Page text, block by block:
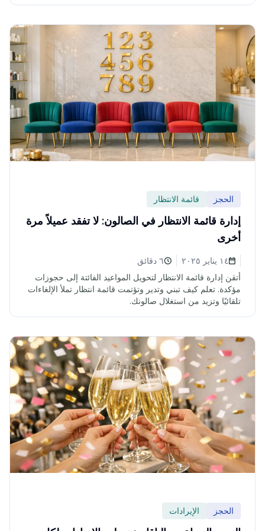
الحجز قائمة الانتظار
إدارة قائمة الانتظار في الصالون: لا تفقد عميلاً مرة
أخرى
١٤ يناير ٢٠٢٥
٦ دقائق
أتقن إدارة قائمة الانتظار لتحويل المواعيد الفائتة إلى حجوزات
مؤكدة. تعلم كيف تبني وتدير وتؤتمت قائمة انتظار تملأ الإلغاءات
تلقائيًا وتزيد من استغلال صالونك.
الحجز الإيرادات